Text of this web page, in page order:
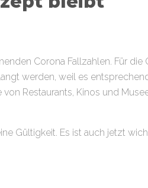
Corona Fallzahlen. Für die
werden, weil es
Restaurants, Kinos und
Gültigkeit. Es ist auch jetzt